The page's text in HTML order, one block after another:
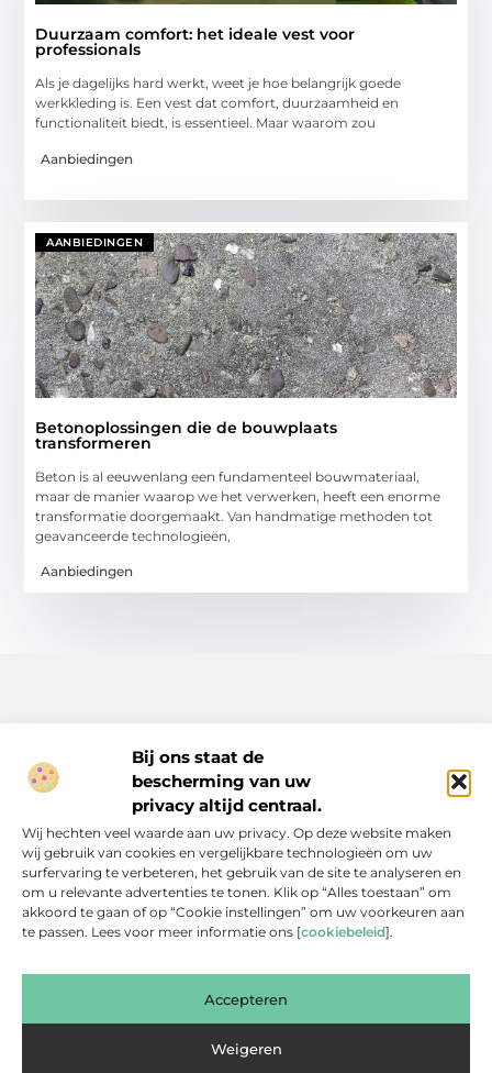
Bij ons staat de
bescherming van uw
privacy altijd centraal.
Wij hechten veel waarde aan uw privacy. Op deze website maken
wij gebruik van cookies en vergelijkbare technologieën om uw
surfervaring te verbeteren, het gebruik van de site te analyseren en
om u relevante advertenties te tonen. Klik op “Alles toestaan” om
akkoord te gaan of op “Cookie instellingen” om uw voorkeuren aan
te passen. Lees voor meer informatie ons [cookiebeleid].
Accepteren
Weigeren
Duurzaam comfort: het ideale vest voor
professionals
Als je dagelijks hard werkt, weet je hoe belangrijk goede
werkkleding is. Een vest dat comfort, duurzaamheid en
functionaliteit biedt, is essentieel. Maar waarom zou
Aanbiedingen
AANBIEDINGEN
Betonoplossingen die de bouwplaats
transformeren
Beton is al eeuwenlang een fundamenteel bouwmateriaal,
maar de manier waarop we het verwerken, heeft een enorme
transformatie doorgemaakt. Van handmatige methoden tot
geavanceerde technologieën,
Aanbiedingen
Inspiratie, tips en verhalen voor elk moment.
Ontdek een breed scala aan artikelen en blogs die je dagelijks
leven verrijken, van praktische adviezen tot boeiende verhalen.
Bericht categorie
Onze informatie